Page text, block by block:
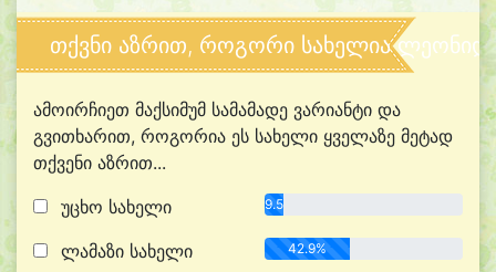
თქვნი აზრით, როგორი სახელია
ამოირჩიეთ მაქსიმუმ სამამადე ვარიანტი და
გვითხარით, როგორია ეს სახელი ყველაზე მეტად
თქვენი აზრით...
უცხო სახელი
9.5%
ლამაზი სახელი 42.9%